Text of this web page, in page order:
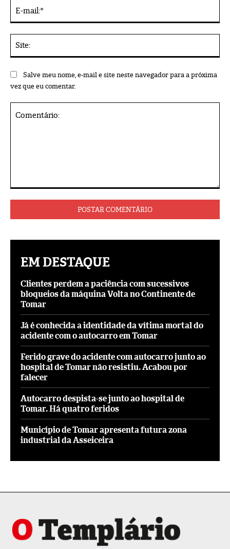
Salve meu nome, e-mail e site neste navegador para a próxima
vez que eu comentar.
EM DESTAQUE
Clientes perdem a paciência com sucessivos
bloqueios da máquina Volta no Continente de
Tomar
Já é conhecida a identidade da vítima mortal do
acidente com o autocarro em Tomar
Ferido grave do acidente com autocarro junto ao
hospital de Tomar não resistiu. Acabou por
falecer
Autocarro despista-se junto ao hospital de
Tomar. Há quatro feridos
Município de Tomar apresenta futura zona
industrial da Asseiceira